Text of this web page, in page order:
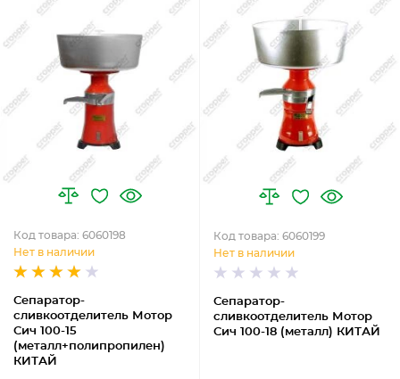
Сепаратор-
сливкоотделитель Мотор
Сич 100-15
(металл+полипропилен)
КИТАЙ
Код товара: 6060198
Нет в наличии
Сепаратор-
сливкоотделитель Мотор
Сич 100-18 (металл) КИТАЙ
Код товара: 6060199
Нет в наличии